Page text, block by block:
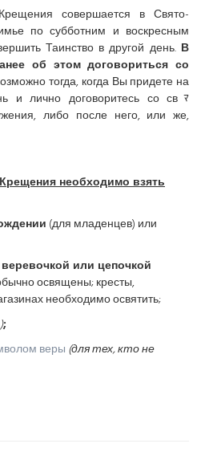
совершается в Свято-
по субботним и воскресным
Таинство в другой день. В
об этом договориться со
тогда, когда Вы придете на
и лично договоритесь со свﾏ
либо после него, или же,
необходимо взять
(для младенцев) или
или цепочкой
освящены; кресты,
необходимо освятить;
;
веры (для тех, кто не